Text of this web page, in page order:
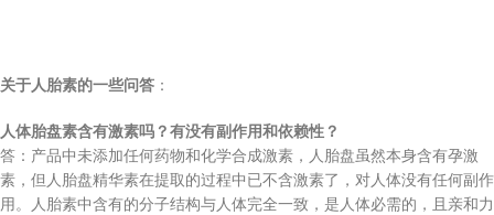
关于人胎素的一些问答 ：
人体胎盘素含有激素吗？有没有副作用和依赖性？
答：产品中未添加任何药物和化学合成激素，人胎盘虽然本身含有孕激
素，但人胎盘精华素在提取的过程中已不含激素了，对人体没有任何副作
用。人胎素中含有的分子结构与人体完全一致，是人体必需的，且亲和力